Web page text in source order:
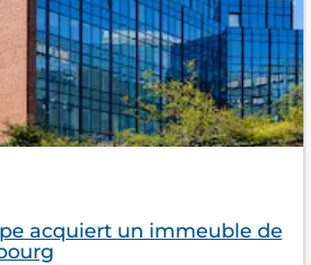
acquiert un immeuble de